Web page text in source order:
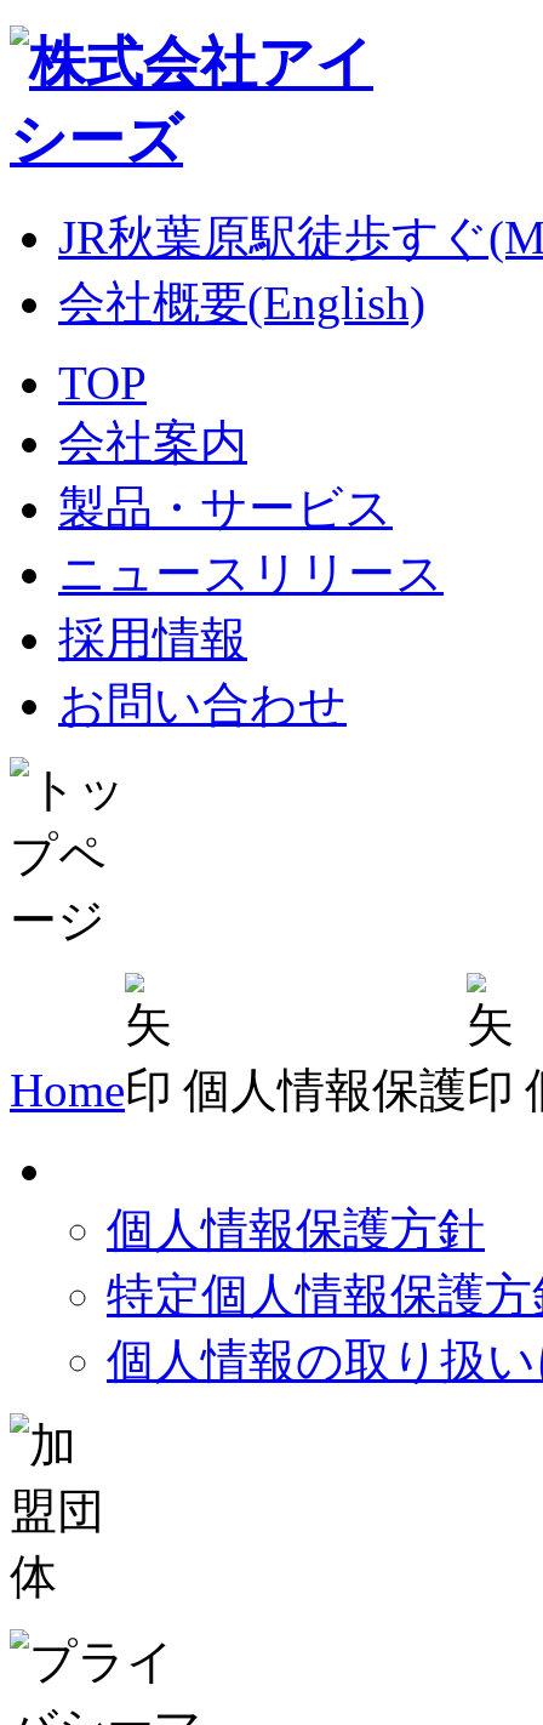
JR秋葉原駅徒歩すぐ
会社概要(English)
TOP
会社案内
製品・サービス
ニュースリリース
採用情報
お問い合わせ
Home 個人情報保護
個人情報保護方針
特定個人情報保護方
個人情報の取り扱